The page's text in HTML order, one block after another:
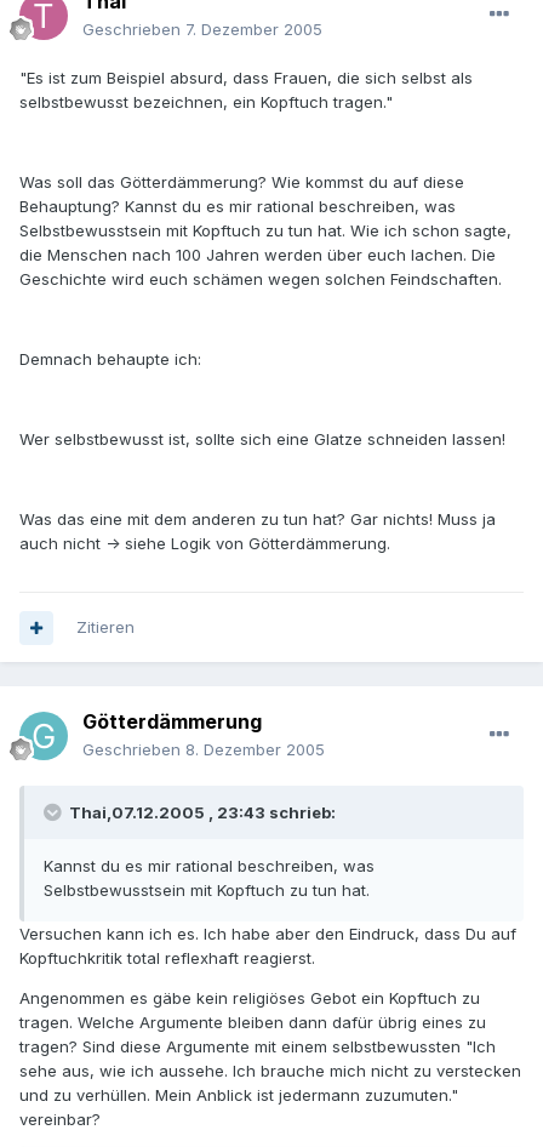
Geschrieben 7. Dezember 2005
"Es ist zum Beispiel absurd, dass Frauen, die sich selbst als
selbstbewusst bezeichnen, ein Kopftuch tragen."
Was soll das Götterdämmerung? Wie kommst du auf diese
Behauptung? Kannst du es mir rational beschreiben, was
Selbstbewusstsein mit Kopftuch zu tun hat. Wie ich schon sagte,
die Menschen nach 100 Jahren werden über euch lachen. Die
Geschichte wird euch schämen wegen solchen Feindschaften.
Demnach behaupte ich:
Wer selbstbewusst ist, sollte sich eine Glatze schneiden lassen!
Was das eine mit dem anderen zu tun hat? Gar nichts! Muss ja
auch nicht -> siehe Logik von Götterdämmerung.
Zitieren
Götterdämmerung
Geschrieben 8. Dezember 2005
Thai,07.12.2005 , 23:43 schrieb:
Kannst du es mir rational beschreiben, was
Selbstbewusstsein mit Kopftuch zu tun hat.
Versuchen kann ich es. Ich habe aber den Eindruck, dass Du auf
Kopftuchkritik total reflexhaft reagierst.
Angenommen es gäbe kein religiöses Gebot ein Kopftuch zu
tragen. Welche Argumente bleiben dann dafür übrig eines zu
tragen? Sind diese Argumente mit einem selbstbewussten "Ich
sehe aus, wie ich aussehe. Ich brauche mich nicht zu verstecken
und zu verhüllen. Mein Anblick ist jedermann zuzumuten."
vereinbar?